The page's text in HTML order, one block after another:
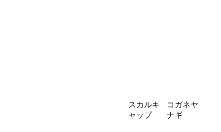
スカルキ
ャップ
コガネヤ
ナギ